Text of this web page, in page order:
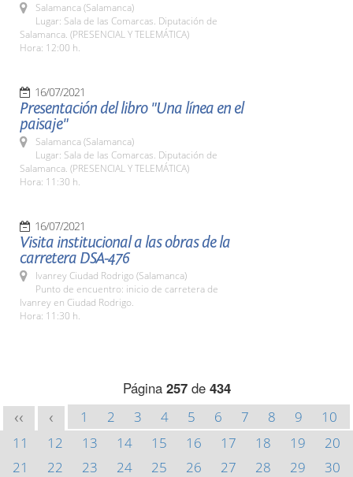
Salamanca (Salamanca)
Lugar: Sala de las Comarcas. Diputación de
Salamanca. (PRESENCIAL Y TELEMÁTICA)
Hora: 12:00 h.
16/07/2021
Presentación del libro "Una línea en el
paisaje"
Salamanca (Salamanca)
Lugar: Sala de las Comarcas. Diputación de
Salamanca. (PRESENCIAL Y TELEMÁTICA)
Hora: 11:30 h.
16/07/2021
Visita institucional a las obras de la
carretera DSA-476
Ivanrey Ciudad Rodrigo (Salamanca)
Punto de encuentro: inicio de carretera de
Ivanrey en Ciudad Rodrigo.
Hora: 11:30 h.
Página 257de 434
<< < 1 2 3 4 5 6 7 8 9
10
11
12 13 14 15 16 17 18 19
20
21
22 23 24 25 26 27 28 29
30